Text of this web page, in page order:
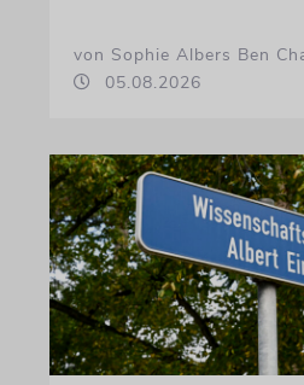
von Sophie Albers Ben
05.08.2026